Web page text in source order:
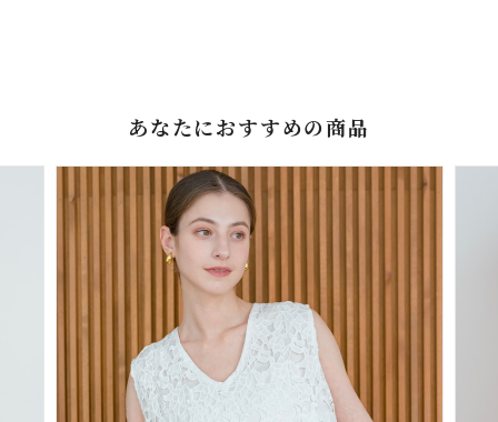
あなたにおすすめの商品